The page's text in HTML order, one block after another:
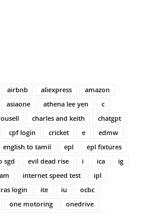
airbnb aliexpress
amazon
asiaone athena lee yen
c
charles and keith
chatgpt
cpf login cricket e
edmw
english to tamil epl
epl fixtures
sgd evil dead rise i ica
ig
internet speed test
ipl
iras login ite iu
ocbc
one motoring
onedrive